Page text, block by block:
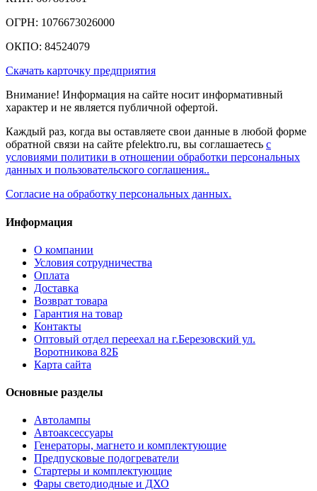
ОГРН: 1076673026000
ОКПО: 84524079
Скачать карточку предприятия
Внимание! Информация на сайте носит информативный
характер и не является публичной офертой.
Каждый раз, когда вы оставляете свои данные в любой форме
обратной связи на сайте pfelektro.ru, вы соглашаетесь с
условиями политики в отношении обработки персональных
данных и пользовательского соглашения..
Согласие на обработку персональных данных.
Информация
О компании
Условия сотрудничества
Оплата
Доставка
Возврат товара
Гарантия на товар
Контакты
Оптовый отдел переехал на г.Березовский ул.
Воротникова 82Б
Карта сайта
Основные разделы
Автолампы
Автоаксессуары
Генераторы, магнето и комплектующие
Предпусковые подогреватели
Стартеры и комплектующие
Фары светодиодные и ДХО